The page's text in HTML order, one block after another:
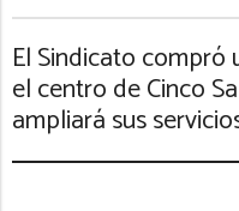
El Sindicato compró
el centro de Cinco
ampliará sus